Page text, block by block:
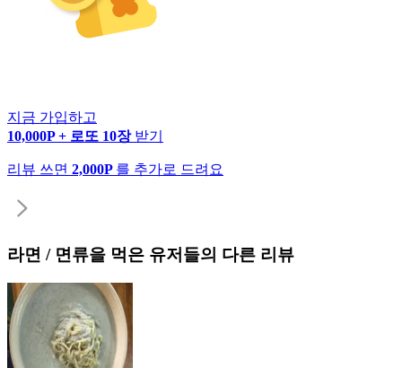
지금 가입하고
10,000P + 로또 10장 받기
리뷰 쓰면 2,000P 를 추가로 드려요
라면 / 면류을 먹은 유저들의 다른 리뷰